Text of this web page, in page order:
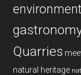
environment
Quarries
natural heritage